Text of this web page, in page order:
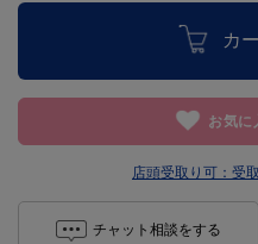
カ
お気に
店頭受取り可： 受
チャット相談をする